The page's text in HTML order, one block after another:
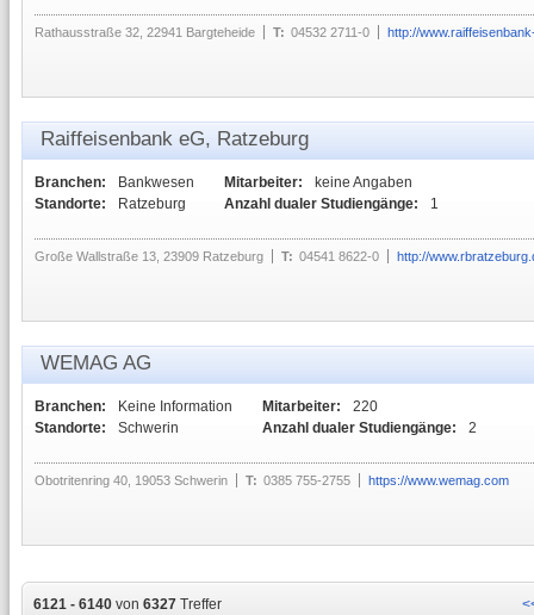
Rathausstraße 32, 22941 Bargteheide T: 04532 2711-0 http://
Raiffeisenbank eG, Ratzeburg
Branchen:
Bankwesen
Standorte:
Ratzeburg
Mitarbeiter:
keine Angaben
Anzahl dualer Studiengänge:
1
Große Wallstraße 13, 23909 Ratzeburg T: 04541 8622-0 http://
WEMAG AG
Branchen:
Keine Information
Standorte:
Schwerin
Mitarbeiter:
220
Anzahl dualer Studiengänge:
2
Obotritenring 40, 19053 Schwerin T: 0385 755-2755 https://www.wemag.com
6121 - 6140 von 6327 Treffer